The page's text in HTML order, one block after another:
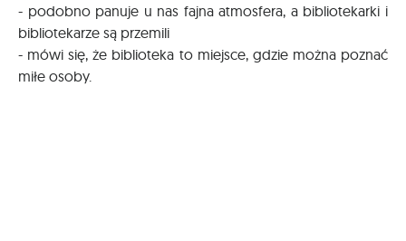
- podobno panuje u nas fajna atmosfera, a bibliotekarki i
bibliotekarze są przemili
- mówi się, że biblioteka to miejsce, gdzie można poznać
miłe osoby.